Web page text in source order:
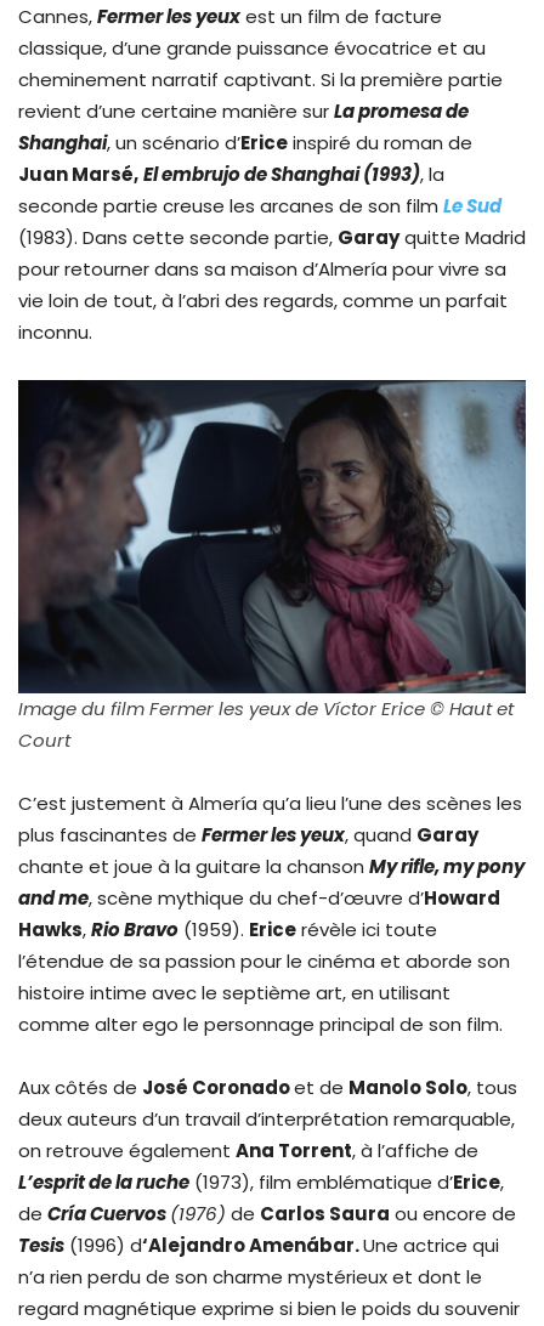
Cannes,Fermer les yeuxest un film de facture
classique, d’une grande puissance évocatrice et au
cheminement narratif captivant. Si la première partie
revient d’une certaine manière surLa promesa de
Shanghai, un scénario d’Ericeinspiré du roman de
Juan Marsé,El embrujo de Shanghai (1993), la
seconde partie creuse les arcanes de son film Le Sud
(1983). Dans cette seconde partie, Garayquitte Madrid
pour retourner dans sa maison d’Almería pour vivre sa
vie loin de tout, à l’abri des regards, comme un parfait
inconnu.
Image du film Fermer les yeux de Víctor Erice © Haut et
Court
C’est justement à Almería qu’a lieu l’une des scènes les
plus fascinantes de Fermer les yeux, quand Garay
chante et joue à la guitare la chanson My rifle, my pony
and me, scène mythique du chef-d’œuvre d’Howard
Hawks,Rio Bravo (1959). Ericerévèle ici toute
l’étendue de sa passion pour le cinéma et aborde son
histoire intime avec le septième art, en utilisant
comme alter ego le personnage principal de son film.
Aux côtés de José Coronadoet de Manolo Solo, tous
deux auteurs d’un travail d’interprétation remarquable,
on retrouve également Ana Torrent, à l’affiche de
L’esprit de la ruche (1973), film emblématique d’Erice,
de Cría Cuervos(1976) de Carlos Saura ou encore de
Tesis (1996) d‘Alejandro Amenábar.Une actrice qui
n’a rien perdu de son charme mystérieux et dont le
regard magnétique exprime si bien le poids du souvenir